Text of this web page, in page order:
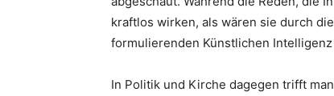
kraftlos wirken, als wären sie durch
formulierenden Künstlichen
In Politik und Kirche dagegen trifft